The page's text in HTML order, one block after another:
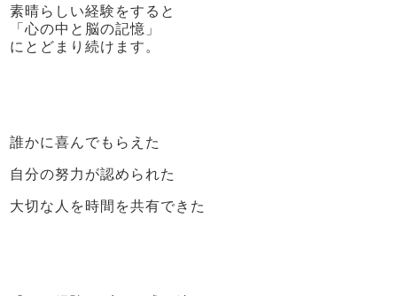
素晴らしい経験をすると
「心の中と脳の記憶」
にとどまり続けます。
誰かに喜んでもらえた
自分の努力が認められた
大切な人を時間を共有できた